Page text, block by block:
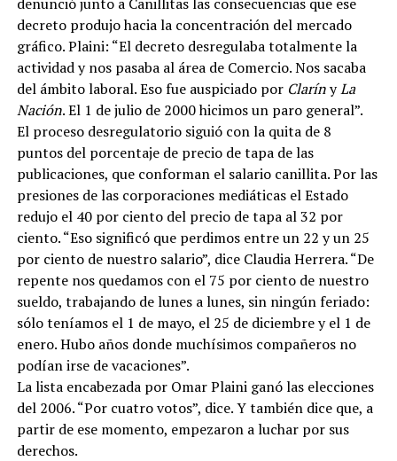
decreto produjo hacia la concentración del mercado
gráfico. Plaini: “El decreto desregulaba totalmente la
actividad y nos pasaba al área de Comercio. Nos sacaba
del ámbito laboral. Eso fue auspiciado por ClarínyLa
Nación. El 1 de julio de 2000 hicimos un paro general”.
El proceso desregulatorio siguió con la quita de 8
puntos del porcentaje de precio de tapa de las
publicaciones, que conforman el salario canillita. Por las
presiones de las corporaciones mediáticas el Estado
redujo el 40 por ciento del precio de tapa al 32 por
ciento. “Eso significó que perdimos entre un 22 y un 25
por ciento de nuestro salario”, dice Claudia Herrera. “De
repente nos quedamos con el 75 por ciento de nuestro
sueldo, trabajando de lunes a lunes, sin ningún feriado:
sólo teníamos el 1 de mayo, el 25 de diciembre y el 1 de
enero. Hubo años donde muchísimos compañeros no
podían irse de vacaciones”.
La lista encabezada por Omar Plaini ganó las elecciones
del 2006. “Por cuatro votos”, dice. Y también dice que, a
partir de ese momento, empezaron a luchar por sus
derechos.